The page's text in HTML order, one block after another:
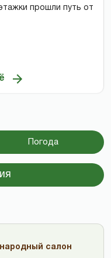
прошли путь от
Погода
салон